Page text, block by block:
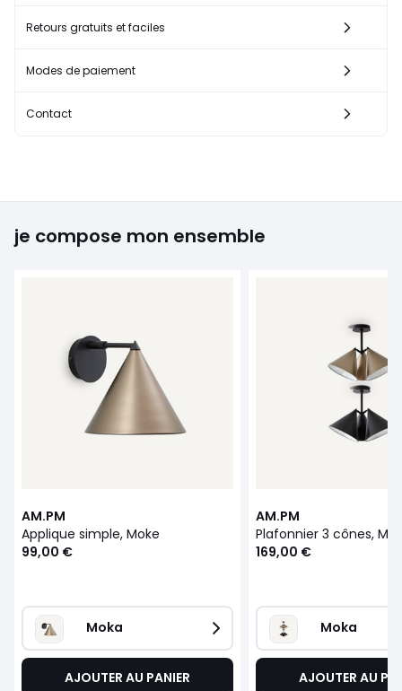
Retours gratuits et faciles
Modes de paiement
Contact
je compose mon ensemble
AM.PM
Applique simple, Moke
99,00 €
Moka
AJOUTER AU PANIER
AM.PM
Plafonnier 3 cônes,
169,00 €
Moka
AJOUTER AU